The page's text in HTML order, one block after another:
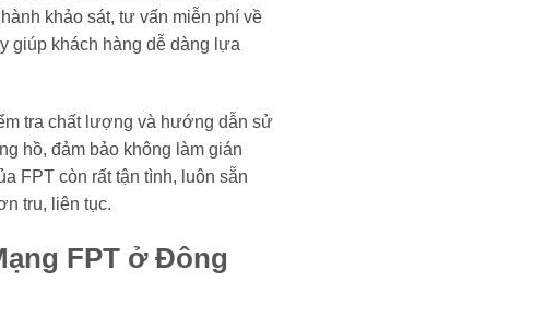
khảo sát, tư vấn miễn phí về
giúp khách hàng dễ dàng lựa
tra chất lượng và hướng dẫn sử
hồ, đảm bảo không làm gián
FPT còn rất tận tình, luôn sẵn
tru, liên tục.
FPT ở Đông